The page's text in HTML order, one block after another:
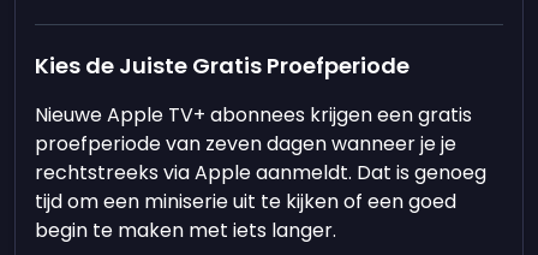
Kies de Juiste Gratis Proefperiode
Nieuwe Apple TV+ abonnees krijgen een gratis
proefperiode van zeven dagen wanneer je je
rechtstreeks via Apple aanmeldt. Dat is genoeg
tijd om een miniserie uit te kijken of een goed
begin te maken met iets langer.